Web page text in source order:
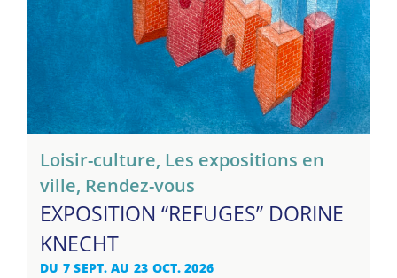
Loisir-culture, Les expositions en
ville, Rendez-vous
EXPOSITION “REFUGES” DORINE
KNECHT
DU 7 SEPT. AU 23 OCT. 2026